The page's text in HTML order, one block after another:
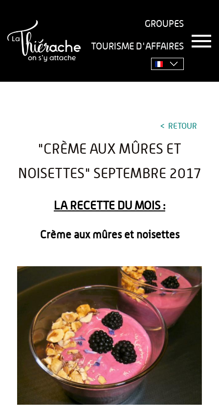
GROUPES
TOURISME D'AFFAIRES
T
o
Accueil› Séjourner Recettes›"Crème
aux mûres et noisettes" septembre 2017
RETOUR
"CRÈME AUX MÛRES ET
NOISETTES" SEPTEMBRE 2017
LA RECETTE DU MOIS :
Crème aux mûres et noisettes